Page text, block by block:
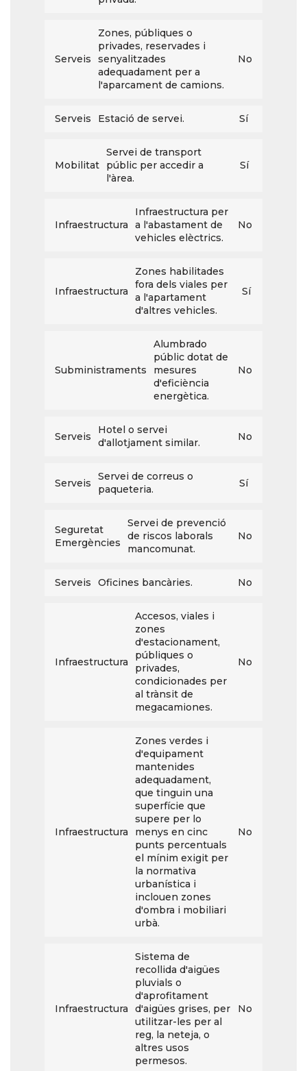
Serveis
Zones, públiques o
privades, reservades i
senyalitzades
adequadament per a
l'aparcament de camions.
No
Serveis Estació de servei. Sí
Mobilitat
Servei de transport
públic per accedir a
l'àrea.
Sí
Infraestructura
Infraestructura per
a l'abastament de
vehicles elèctrics.
No
Infraestructura
Zones habilitades
fora dels viales per
a l'apartament
d'altres vehicles.
Sí
Subministraments
Alumbrado
públic dotat de
mesures
d'eficiència
energètica.
No
Serveis
Hotel o servei
d'allotjament similar.
No
Serveis
Servei de correus o
paqueteria.
Sí
Seguretat
Emergències
Servei de prevenció
de riscos laborals
mancomunat.
No
Serveis Oficines bancàries. No
Infraestructura
Accesos, viales i
zones
d'estacionament,
públiques o
privades,
condicionades per
al trànsit de
megacamiones.
No
Infraestructura
Zones verdes i
d'equipament
mantenides
adequadament,
que tinguin una
superfície que
supere per lo
menys en cinc
punts percentuals
el mínim exigit per
la normativa
urbanística i
inclouen zones
d'ombra i mobiliari
urbà.
No
Infraestructura
Sistema de
recollida d'aigües
pluvials o
d'aprofitament
d'aigües grises, per
utilitzar-les per al
reg, la neteja, o
altres usos
permesos.
No